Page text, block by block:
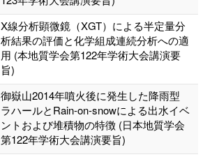
X線分析顕微鏡（XGT）による半定量分
析結果の評価と化学組成連続分析への適
用 (本地質学会第122年学術大会講演要
旨)
御嶽山2014年噴火後に発生した降雨型
ラハールとRain-on-snowによる出水イベ
ントおよび堆積物の特徴 (日本地質学会
第122年学術大会講演要旨)